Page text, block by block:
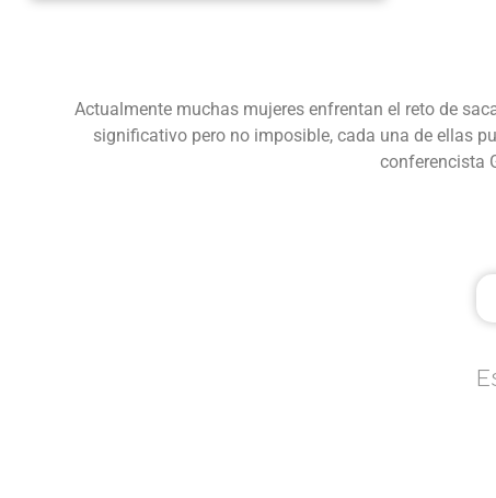
Actualmente muchas mujeres enfrentan el reto de
significativo pero no imposible, cada una de ellas
conferencista